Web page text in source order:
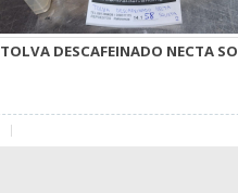
TOLVA DESCAFEINADO NECTA